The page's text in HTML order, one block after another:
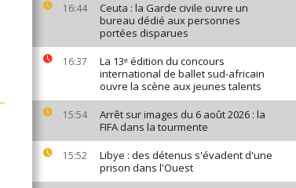
16:44
Ceuta : la Garde civile ouvre un
bureau dédié aux personnes
portées disparues
16:37
La 13ᵉ édition du concours
international de ballet sud-africain
ouvre la scène aux jeunes talents
15:54
Arrêt sur images du 6 août 2026 : la
FIFA dans la tourmente
15:52
Libye : des détenus s'évadent d'une
prison dans l'Ouest